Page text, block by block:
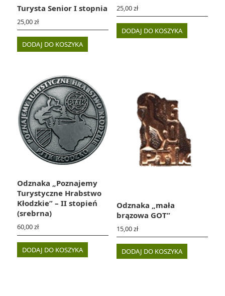
Turysta Senior I stopnia
25,00zł
DODAJ DO KOSZYKA
25,00zł
DODAJ DO KOSZYKA
Odznaka „Poznajemy
Turystyczne Hrabstwo
Kłodzkie” – II stopień
(srebrna)
60,00zł
DODAJ DO KOSZYKA
Odznaka „mała
brązowa GOT”
15,00zł
DODAJ DO KOSZYKA